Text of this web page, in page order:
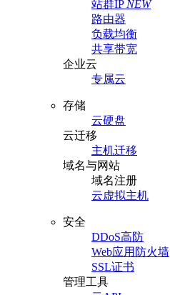
站群IP NEW
路由器
负载均衡
共享带宽
企业云
专属云
存储
云硬盘
云迁移
主机迁移
域名与网站
域名注册
云虚拟主机
安全
DDoS高防
Web应用防火墙
SSL证书
管理工具